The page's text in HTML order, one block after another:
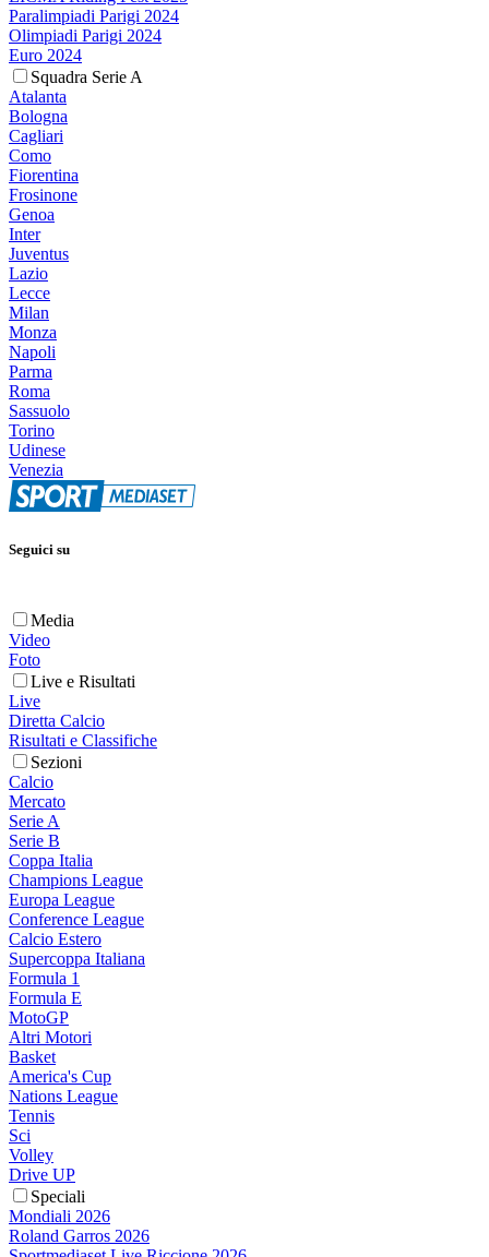
Paralimpiadi Parigi 2024
Olimpiadi Parigi 2024
Euro 2024
Squadra Serie A
Atalanta
Bologna
Cagliari
Como
Fiorentina
Frosinone
Genoa
Inter
Juventus
Lazio
Lecce
Milan
Monza
Napoli
Parma
Roma
Sassuolo
Torino
Udinese
Venezia
Seguici su
Media
Video
Foto
Live e Risultati
Live
Diretta Calcio
Risultati e Classifiche
Sezioni
Calcio
Mercato
Serie A
Serie B
Coppa Italia
Champions League
Europa League
Conference League
Calcio Estero
Supercoppa Italiana
Formula 1
Formula E
MotoGP
Altri Motori
Basket
America's Cup
Nations League
Tennis
Sci
Volley
Drive UP
Speciali
Mondiali 2026
Roland Garros 2026